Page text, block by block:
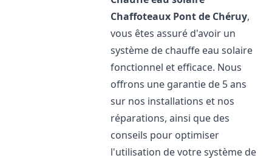
Chaffoteaux Pont de Chéruy,
vous êtes assuré d'avoir un
système de chauffe eau solaire
fonctionnel et efficace. Nous
offrons une garantie de 5 ans
sur nos installations et nos
réparations, ainsi que des
conseils pour optimiser
l'utilisation de votre système de